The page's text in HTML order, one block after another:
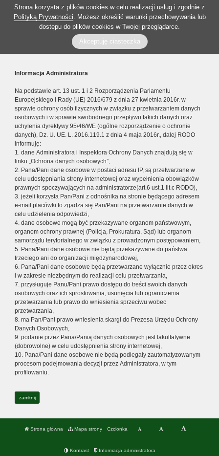
Strona korzysta z plików cookies w celu realizacji usług i zgodnie z
Polityką Prywatności. Możesz określić warunki przechowywania lub
dostępu do plików cookies w Twojej przeglądarce.
Akceptuję ciasteczka
Informacja Administratora
Na podstawie art. 13 ust. 1 i 2 Rozporządzenia Parlamentu
Europejskiego i Rady (UE) 2016/679 z dnia 27 kwietnia 2016r. w
sprawie ochrony osób fizycznych w związku z przetwarzaniem danych
osobowych i w sprawie swobodnego przepływu takich danych oraz
uchylenia dyrektywy 95/46/WE (ogólne rozporządzenie o ochronie
danych), Dz. U. UE. L. 2016.119.1 z dnia 4 maja 2016r., dalej RODO
informuję:
1. dane Administratora i Inspektora Ochrony Danych znajdują się w
linku „Ochrona danych osobowych”,
2. Pana/Pani dane osobowe w postaci adresu IP, są przetwarzane w
celu udostępniania strony internetowej oraz wypełnienia obowiązków
prawnych spoczywających na administratorze(art.6 ust.1 lit.c RODO),
3. jeżeli korzysta Pan/Pani z odnośnika na stronie będącego adresem
e-mail placówki to zgadza się Pan/Pani na przetwarzanie danych w
celu udzielenia odpowiedzi,
4. dane osobowe mogą być przekazywane organom państwowym,
organom ochrony prawnej (Policja, Prokuratura, Sąd) lub organom
samorządu terytorialnego w związku z prowadzonym postępowaniem,
5. Pana/Pani dane osobowe nie będą przekazywane do państwa
trzeciego ani do organizacji międzynarodowej,
6. Pana/Pani dane osobowe będą przetwarzane wyłącznie przez okres
i w zakresie niezbędnym do realizacji celu przetwarzania,
7. przysługuje Panu/Pani prawo dostępu do treści swoich danych
osobowych oraz ich sprostowania, usunięcia lub ograniczenia
przetwarzania lub prawo do wniesienia sprzeciwu wobec
przetwarzania,
8. ma Pan/Pani prawo wniesienia skargi do Prezesa Urzędu Ochrony
Danych Osobowych,
9. podanie przez Pana/Panią danych osobowych jest fakultatywne
(dobrowolne) w celu udostępnienia strony internetowej,
10. Pana/Pani dane osobowe nie będą podlegały zautomatyzowanym
procesom podejmowania decyzji przez Administratora, w tym
profilowaniu.
zamknij
Strona główna Mapa strony Czcionka
Kontrast Informacja administratora